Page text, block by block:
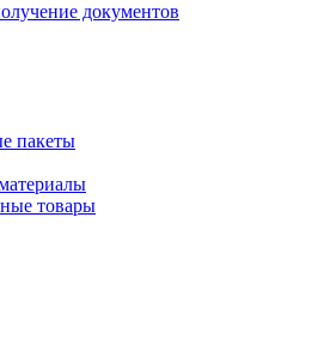
документов
пакеты
товары